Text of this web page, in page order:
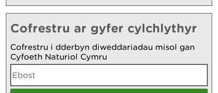
Cofrestru ar gyfer cylchlythyr
Cofrestru i dderbyn diweddariadau misol gan
Cyfoeth Naturiol Cymru